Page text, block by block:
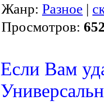
Жанр: Разное |
Просмотров:
Если Вам